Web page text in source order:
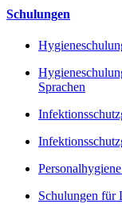
Schulungen
Sprachen
Schulungen für